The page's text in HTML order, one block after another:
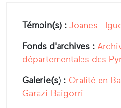
Témoin(s) : Joanes
Fonds d'archives :
départementales des
Galerie(s) : Oralité en
Garazi-Baigorri